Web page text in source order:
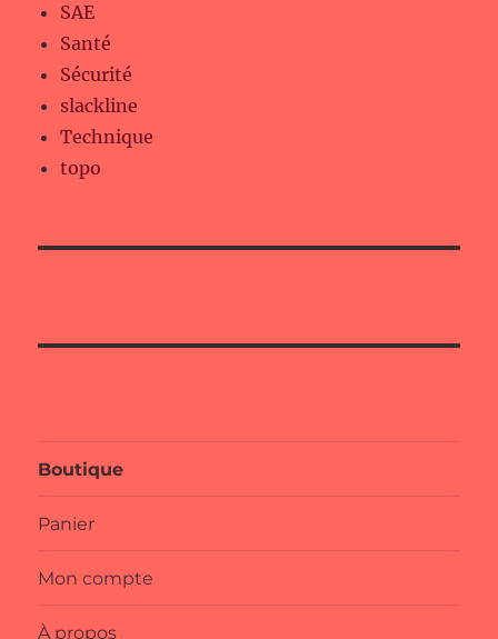
SAE
Santé
Sécurité
slackline
Technique
topo
Boutique
Panier
Mon compte
À propos